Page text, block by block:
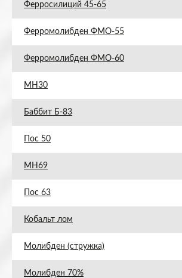
Ферросилиций 45-65
Ферромолибден ФМО-55
Ферромолибден ФМО-60
МН30
Баббит Б-83
Пос 50
МН69
Пос 63
Кобальт лом
Молибден (стружка)
Молибден 70%